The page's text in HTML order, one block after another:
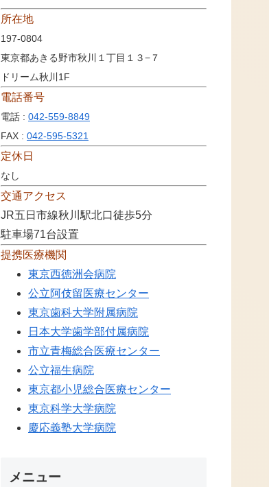
所在地
197-0804
東京都あきる野市秋川１丁目１３−７
ドリーム秋川1F
電話番号
電話 : 042-559-8849
FAX : 042-595-5321
定休日
なし
交通アクセス
JR五日市線秋川駅北口徒歩5分
駐車場71台設置
提携医療機関
東京西徳洲会病院
公立阿伎留医療センター
東京歯科大学附属病院
日本大学歯学部付属病院
市立青梅総合医療センター
公立福生病院
東京都小児総合医療センター
東京科学大学病院
慶応義塾大学病院
メニュー